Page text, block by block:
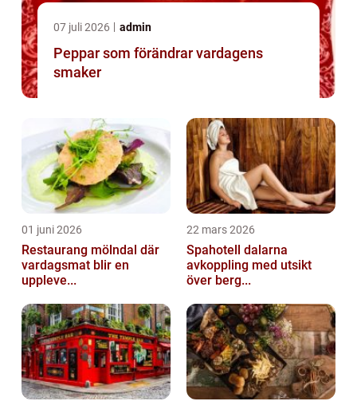
07 juli 2026 admin
Peppar som förändrar vardagens
smaker
01 juni 2026
Restaurang mölndal där
vardagsmat blir en
uppleve...
22 mars 2026
Spahotell dalarna
avkoppling med utsikt
över berg...